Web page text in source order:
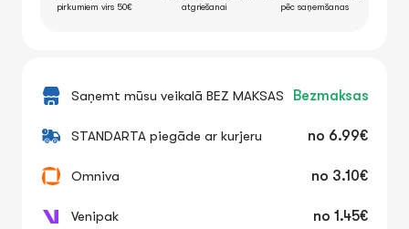
pirkumiem virs 50€
atgriešanai
pēc saņemšanas
Saņemt mūsu veikalā BEZ MAKSAS Bezmaksas
STANDARTA piegāde ar kurjeru no 6.99€
Omniva no 3.10€
Venipak no 1.45€